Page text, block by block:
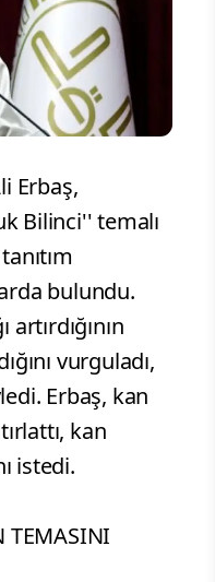
Erbaş,
Bilinci'' temalı
bulundu.
artırdığının
vurguladı,
Erbaş, kan
kan
istedi.
TEMASINI